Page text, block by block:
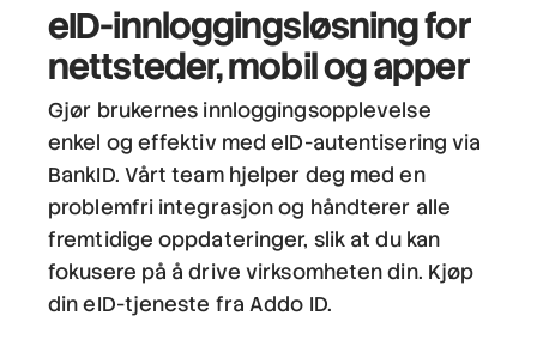
eID-innloggingsløsningfor
nettsteder, mobil og apper
Gjør brukernes innloggingsopplevelse
enkel og effektiv med eID-autentisering via
BankID. Vårt team hjelper deg med en
problemfri integrasjon og håndterer alle
fremtidige oppdateringer, slik at du kan
fokusere på å drive virksomheten din. Kjøp
din eID-tjeneste fra Addo ID.